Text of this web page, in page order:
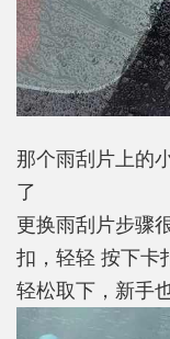
那个雨刮片上的
了
更换雨刮片步骤
扣，轻轻 按下卡
轻松取下，新手